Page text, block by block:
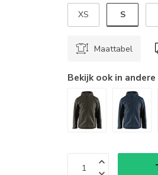
XS S
Maattabel
Bekijk ook in